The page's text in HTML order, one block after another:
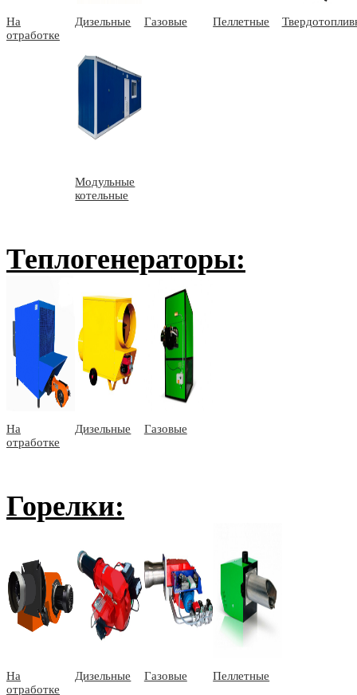
На
отработке
Дизельные Газовые Пеллетные
Модульные
котельные
Теплогенераторы:
На
отработке
Дизельные Газовые
Горелки:
На
отработке
Дизельные Газовые Пеллетные